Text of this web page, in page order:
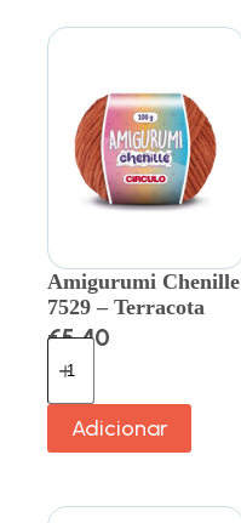
Amigurumi Chenille
7529 – Terracota
€5.40
Adicionar